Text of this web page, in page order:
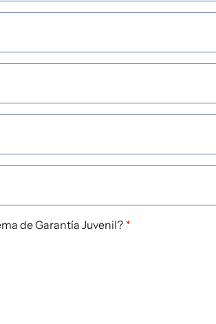
de Garantía Juvenil? *